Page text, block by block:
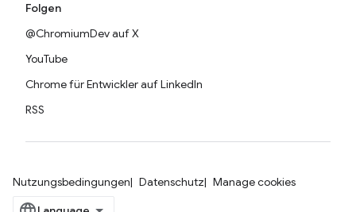
Folgen
@ChromiumDev auf X
YouTube
Chrome für Entwickler auf LinkedIn
RSS
Nutzungsbedingungen Datenschutz Manage cookies